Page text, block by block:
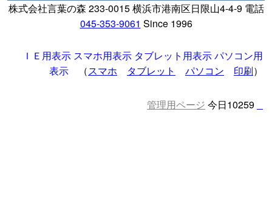
株式会社言葉の森 233-0015 横浜市港南区日限山4-4-9 電話
045-353-9061 Since 1996
ＩＥ用表示 スマホ用表示 タブレット用表示パソコン用
表示 （スマホ タブレット パソコン 印刷）
管理用ページ 今日10259